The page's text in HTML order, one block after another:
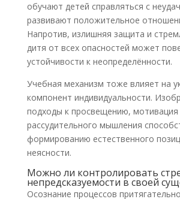
обучают детей справляться с
развивают положительное
Напротив, излишняя защита и
дитя от всех опасностей может
устойчивости к неопределённости.
Учебная механизм тоже влияет на
компонент индивидуальности.
подходы к просвещению,
рассудительного мышления
формированию естественного
неясности.
Можно ли контролировать
непредсказуемости в своей
Осознание процессов